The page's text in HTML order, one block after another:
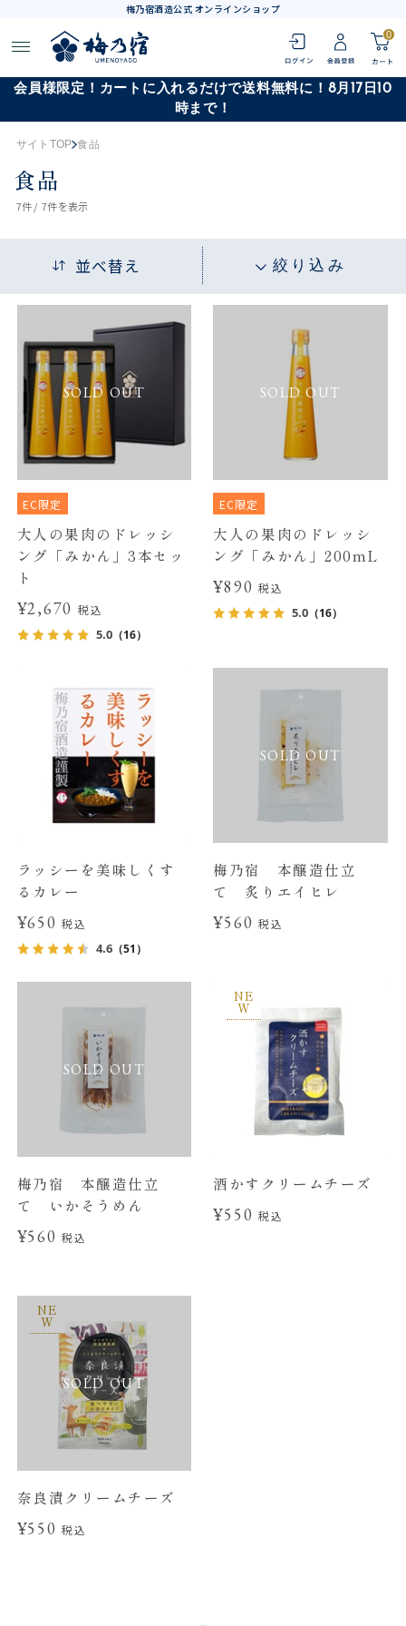
梅乃宿酒造公式 オンラインショップ
0
会員様限定！カートに入れるだけで送料無料に！8月17日10
時まで！
サイトTOP 食品
食品
7件 / 7件を表示
並べ替え 絞り込み
SOLD OUT
EC限定
大人の果肉のドレッシ
ング「みかん」3本セッ
ト
¥2,670税込
5.0（16）
SOLD OUT
EC限定
大人の果肉のドレッシ
ング「みかん」200mL
¥890税込
5.0 （16）
ラッシーを美味しくす
るカレー
¥650税込
4.6（51）
SOLD OUT
梅乃宿 本醸造仕立
て 炙りエイヒレ
¥560税込
SOLD OUT
梅乃宿 本醸造仕立
て いかそうめん
¥560税込
NE
W
酒かすクリームチーズ
¥550税込
SOLD OUT
NE
W
奈良漬クリームチーズ
¥550税込